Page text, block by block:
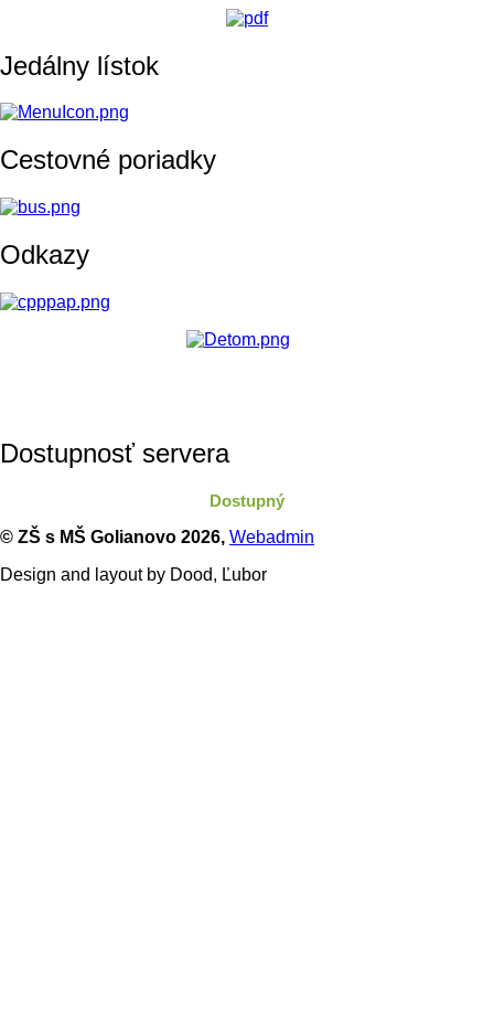
Jedálny lístok
Cestovné poriadky
Odkazy
Dostupnosť servera
Dostupný
© ZŠ s MŠ Golianovo 2026, Webadmin
Design and layout by Dood, Ľubor